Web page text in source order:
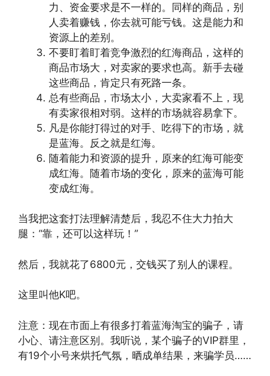
力、资金要求是不一样的。同样的商品，别
人卖着赚钱，你去就可能亏钱。这是能力和
资源上的差别。
不要盯着盯着竞争激烈的红海商品，这样的
商品市场大，对卖家的要求也高。新手去碰
这些商品，肯定只有死路一条。
总有些商品，市场太小，大卖家看不上，现
有卖家很相对弱。这样的市场就容易拿下。
凡是你能打得过的对手、吃得下的市场，就
是蓝海。反之就是红海。
随着能力和资源的提升，原来的红海可能变
成红海。随着市场的变化，原来的蓝海可能
变成红海。
当我把这套打法理解清楚后，我忍不住大力拍大
腿：“靠，还可以这样玩！”
然后，我就花了6800元，交钱买了别人的课程。
这里叫他K吧。
注意：现在市面上有很多打着蓝海淘宝的骗子，请
小心、请注意区别。我听说，某个骗子的VIP群里，
有19个小号来烘托气氛，晒成单结果，来骗学员……